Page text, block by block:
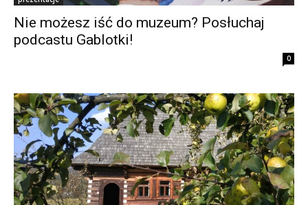
Nie możesz iść do muzeum? Posłuchaj
podcastu Gablotki!
0